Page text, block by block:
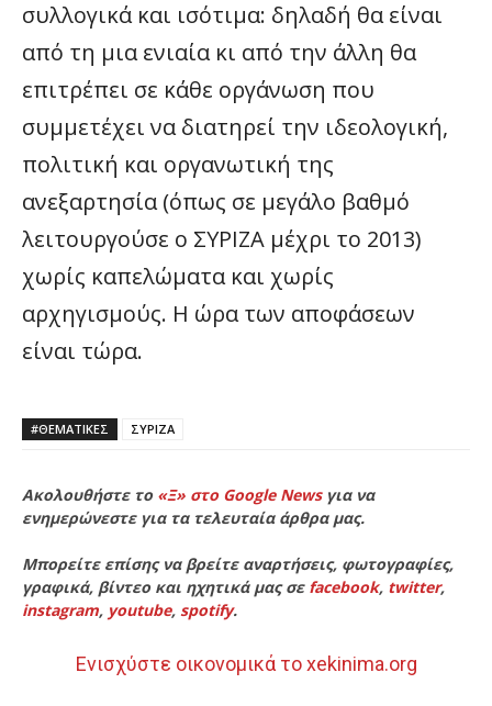
συλλογικά και ισότιμα: δηλαδή θα είναι
από τη μια ενιαία κι από την άλλη θα
επιτρέπει σε κάθε οργάνωση που
συμμετέχει να διατηρεί την ιδεολογική,
πολιτική και οργανωτική της
ανεξαρτησία (όπως σε μεγάλο βαθμό
λειτουργούσε ο ΣΥΡΙΖΑ μέχρι το 2013)
χωρίς καπελώματα και χωρίς
αρχηγισμούς. Η ώρα των αποφάσεων
είναι τώρα.
#ΘΕΜΑΤΙΚΈΣ ΣΥΡΙΖΑ
Ακολουθήστε το «Ξ» στο Google Newsγια να
ενημερώνεστε για τα τελευταία άρθρα μας.
Μπορείτε επίσης να βρείτε αναρτήσεις, φωτογραφίες,
γραφικά, βίντεο και ηχητικά μας σε facebook, twitter,
instagram, youtube, spotify.
Ενισχύστε οικονομικά το xekinima.org